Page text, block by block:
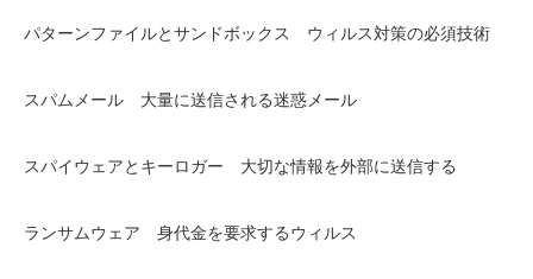
パターンファイルとサンドボックス ウィルス対策の必須技術
スパムメール 大量に送信される迷惑メール
スパイウェアとキーロガー 大切な情報を外部に送信する
ランサムウェア 身代金を要求するウィルス